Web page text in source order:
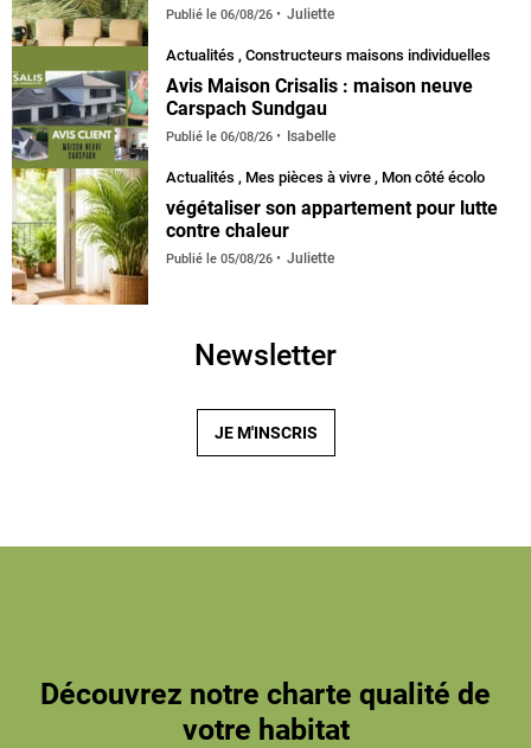
Publié le 06/08/26 Juliette
Actualités , Constructeurs maisons individuelles
Avis Maison Crisalis : maison neuve
Carspach Sundgau
Publié le 06/08/26 Isabelle
Actualités , Mes pièces à vivre , Mon côté écolo
végétaliser son appartement pour lutte
contre chaleur
Publié le 05/08/26 Juliette
Newsletter
JE M'INSCRIS
Découvrez notre charte qualité de
votre habitat